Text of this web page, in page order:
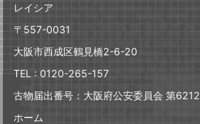
レイシア
〒557-0031
大阪市西成区鶴見橋2-6-20
TEL : 0120-265-157
古物届出番号：大阪府公安委員会 第
ホーム